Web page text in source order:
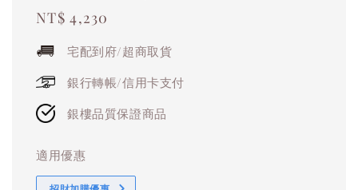
Regular
NT$ 4,230
宅配到府/超商取貨
銀行轉帳/信用卡支付
銀樓品質保證商品
適用優惠